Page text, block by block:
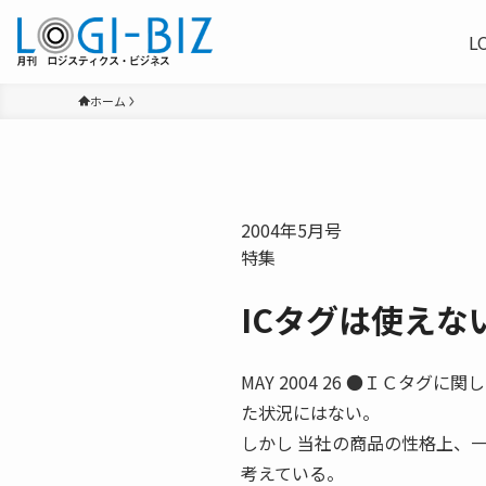
ホーム
2004年5月号
特集
ICタグは使えな
MAY 2004 26 ●ＩＣタグに関
た状況にはない。
しかし 当社の商品の性格上、
考えている。